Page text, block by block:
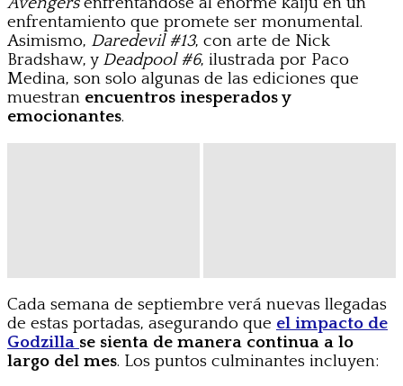
enfrentamiento que promete ser monumental.
Asimismo, Daredevil #13, con arte de Nick
Bradshaw, y Deadpool #6, ilustrada por Paco
Medina, son solo algunas de las ediciones que
muestran encuentros inesperados y
emocionantes.
Cada semana de septiembre verá nuevas llegadas
de estas portadas, asegurando que el impacto de
Godzilla se sienta de manera continua a lo
largo del mes. Los puntos culminantes incluyen: